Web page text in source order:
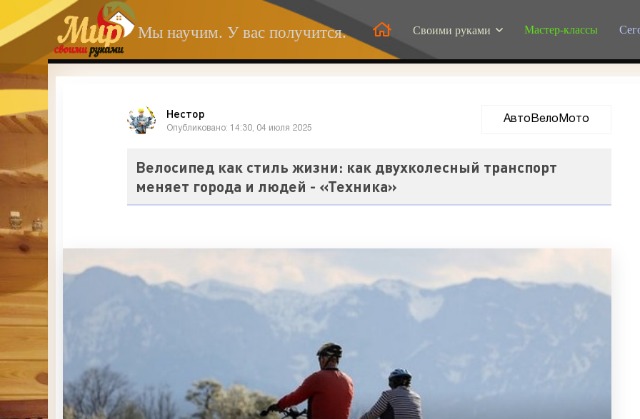
Мы научим. У вас получится. Своими руками Мастер-классы
Нестор
Опубликовано: 14:30, 04 июля 2025
АвтоВелоМото
Велосипед как стиль жизни: как двухколесный транспорт
меняет города и людей - «Техника»